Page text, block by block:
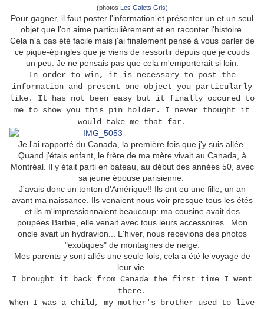
(photos Les Galets Gris)
Pour gagner, il faut poster l'information et présenter un et un seul
objet que l'on aime particulièrement et en raconter l'histoire.
Cela n'a pas été facile mais j'ai finalement pensé à vous parler de
ce pique-épingles que je viens de ressortir depuis que je couds
un peu. Je ne pensais pas que cela m'emporterait si loin.
In order to win, it is necessary to post the
information and present one object you particularly
like. It has not been easy but it finally occured to
me to show you this pin holder. I never thought it
would take me that far.
Je l'ai rapporté du Canada, la première fois que j'y suis allée.
Quand j'étais enfant, le frère de ma mère vivait au Canada, à
Montréal. Il y était parti en bateau, au début des années 50, avec
sa jeune épouse parisienne.
J'avais donc un tonton d'Amérique!! Ils ont eu une fille, un an
avant ma naissance. Ils venaient nous voir presque tous les étés
et ils m'impressionnaient beaucoup: ma cousine avait des
poupées Barbie, elle venait avec tous leurs accessoires.. Mon
oncle avait un hydravion... L'hiver, nous recevions des photos
"exotiques" de montagnes de neige.
Mes parents y sont allés une seule fois, cela a été le voyage de
leur vie.
I brought it back from Canada the first time I went
there.
When I was a child, my mother's brother used to live